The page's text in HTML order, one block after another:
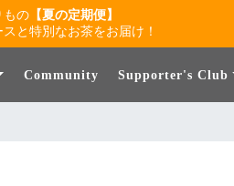
もの【夏の定期便】
と特別なお茶をお届け！
Community Supporter's Club